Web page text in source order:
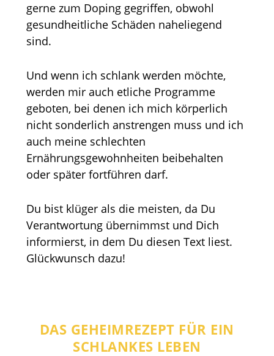
gerne zum Doping gegriffen, obwohl
gesundheitliche Schäden naheliegend
sind.
Und wenn ich schlank werden möchte,
werden mir auch etliche Programme
geboten, bei denen ich mich körperlich
nicht sonderlich anstrengen muss und ich
auch meine schlechten
Ernährungsgewohnheiten beibehalten
oder später fortführen darf.
Du bist klüger als die meisten, da Du
Verantwortung übernimmst und Dich
informierst, in dem Du diesen Text liest.
Glückwunsch dazu!
DAS GEHEIMREZEPT FÜR EIN
SCHLANKES LEBEN